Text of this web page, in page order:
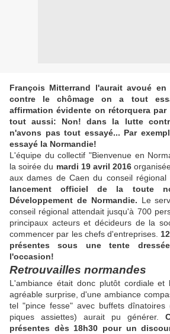
François Mitterrand l'aurait avoué
contre le chômage on a tout
affirmation évidente on rétorquera
tout aussi: Non! dans la lutte
n'avons pas tout essayé... Par
essayé la Normandie!
L'équipe du collectif "Bienvenue en
la soirée du mardi 19 avril 2016
aux dames de Caen du conseil
lancement officiel de la toute
Développement de Normandie. Le
conseil régional attendait jusqu'à 700
principaux acteurs et décideurs de la
commencer par les chefs d'entreprises.
présentes sous une tente
l'occasion!
Retrouvailles normandes
L'ambiance était donc plutôt cordiale
agréable surprise, d'une ambiance
tel "pince fesse" avec buffets dînatoires
piques assiettes) aurait pu générer.
présentes dès 18h30 pour un